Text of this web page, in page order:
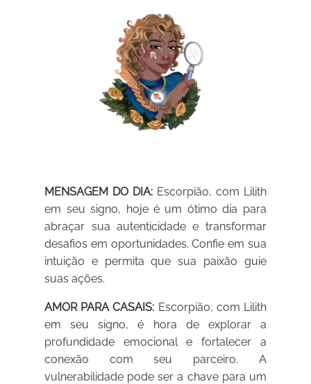
MENSAGEM DO DIA: Escorpião, com Lilith
em seu signo, hoje é um ótimo dia para
abraçar sua autenticidade e transformar
desafios em oportunidades. Confie em sua
intuição e permita que sua paixão guie
suas ações.
AMOR PARA CASAIS: Escorpião, com Lilith
em seu signo, é hora de explorar a
profundidade emocional e fortalecer a
conexão com seu parceiro. A
vulnerabilidade pode ser a chave para um